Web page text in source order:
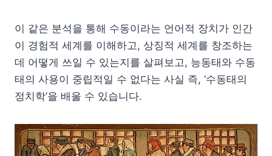
이 같은 분석을 통해 수동이라는 언어적 장치가 인간
이 경험적 세계를 이해하고, 상징적 세계를 창조하는
데 어떻게 쓰일 수 있는지를 살펴보고, 능동태와 수동
태의 사용이 중립적일 수 없다는 사실 즉, ‘수동태의
정치학’을 배울 수 있습니다.